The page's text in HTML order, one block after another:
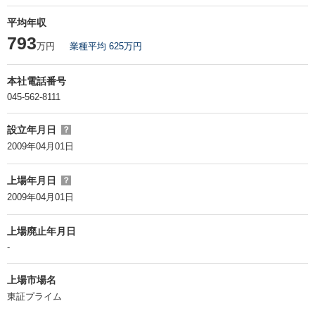
平均年収
793万円 業種平均 625万円
本社電話番号
045-562-8111
設立年月日 ？
2009年04月01日
上場年月日 ？
2009年04月01日
上場廃止年月日
-
上場市場名
東証プライム